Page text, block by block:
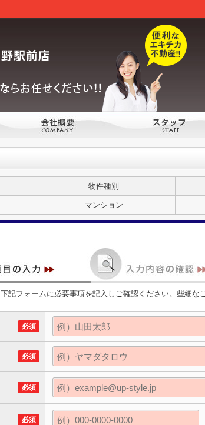
物件種別
マンション
下記フォームに必要事項を記入しご確認ください。些細な
必須
必須
必須
必須